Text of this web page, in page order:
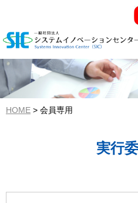
HOME 会員専用
実行